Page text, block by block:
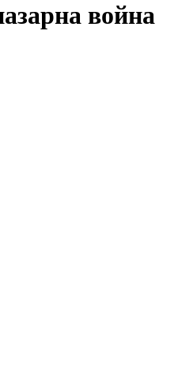
война